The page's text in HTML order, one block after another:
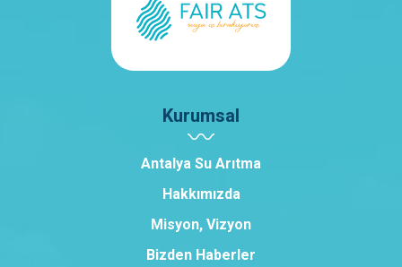
Kurumsal
Antalya Su Arıtma
Hakkımızda
Misyon, Vizyon
Bizden Haberler